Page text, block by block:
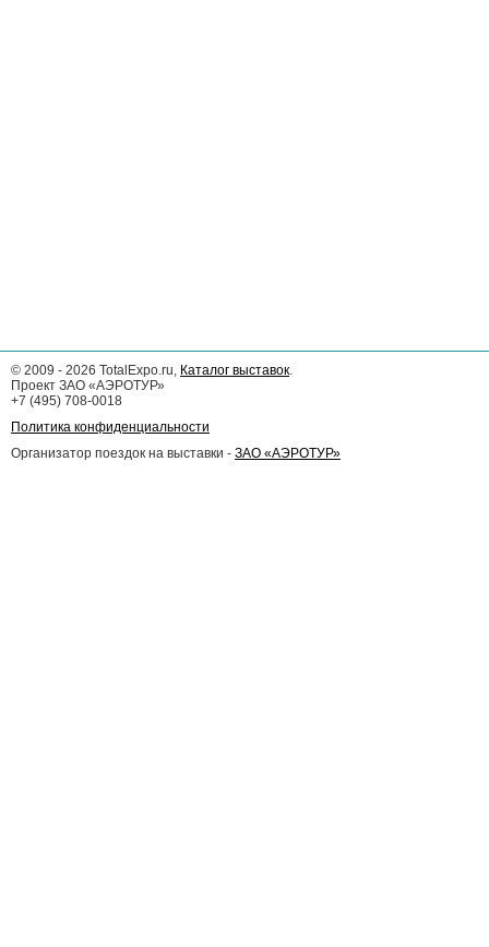
© 2009 - 2026 TotalExpo.ru, Каталог выставок.
Проект ЗАО «АЭРОТУР»
+7 (495) 708-0018
Политика конфиденциальности
Организатор поездок на выставки - ЗАО «АЭРОТУР»